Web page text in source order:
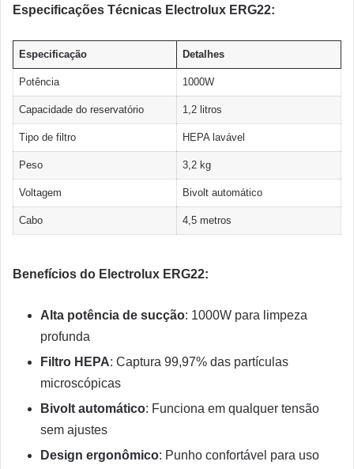
Especificações Técnicas Electrolux ERG22:
Especificação Detalhes
Potência 1000W
Capacidade do reservatório 1,2 litros
Tipo de filtro HEPA lavável
Peso 3,2 kg
Voltagem Bivolt automático
Cabo 4,5 metros
Benefícios do Electrolux ERG22:
Alta potência de sucção: 1000W para limpeza
profunda
Filtro HEPA: Captura 99,97% das partículas
microscópicas
Bivolt automático: Funciona em qualquer tensão
sem ajustes
Design ergonômico: Punho confortável para uso